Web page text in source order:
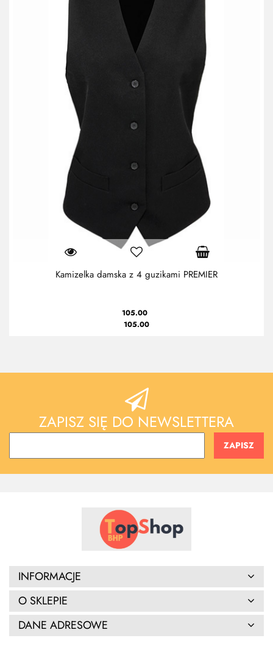
Kamizelka damska z 4 guzikami PREMIER
105.00
105.00
ZAPISZ SIĘ DO NEWSLETTERA
INFORMACJE
O SKLEPIE
DANE ADRESOWE